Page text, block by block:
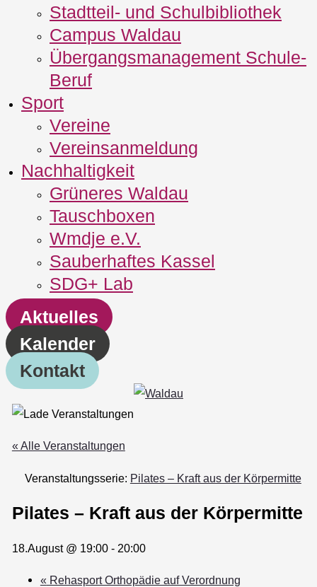
Stadtteil- und Schulbibliothek
Campus Waldau
Übergangsmanagement Schule‐
Beruf
Sport
Vereine
Vereinsanmeldung
Nachhaltigkeit
Grüneres Waldau
Tauschboxen
Wmdje e.V.
Sauberhaftes Kassel
SDG+ Lab
Aktuelles
Kalender
Kontakt
« Alle Veranstaltungen
Veranstaltungsserie: Pilates – Kraft aus der Körpermitte
Pilates – Kraft aus der Körpermitte
18.August @ 19:00- 20:00
« Rehasport Orthopädie auf Verordnung